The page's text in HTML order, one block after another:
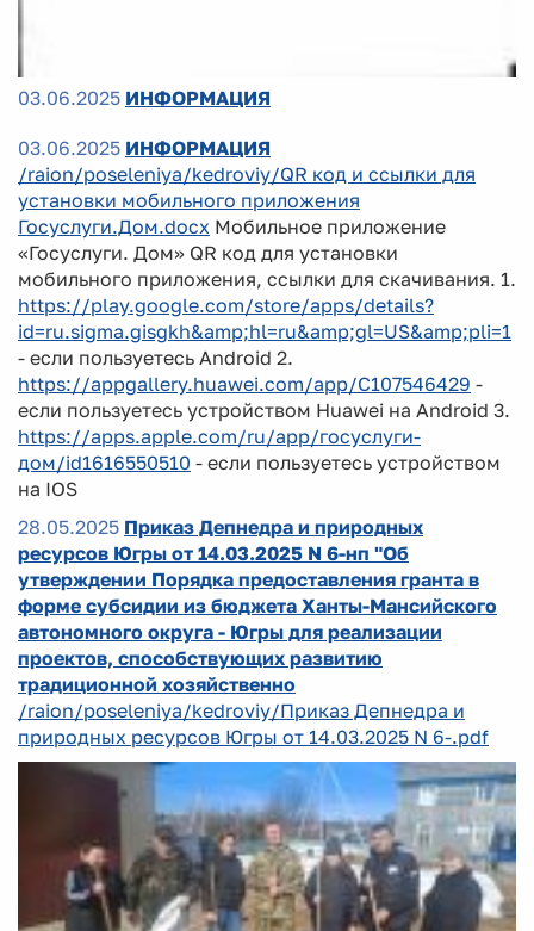
03.06.2025 ИНФОРМАЦИЯ
03.06.2025 ИНФОРМАЦИЯ
/raion/poseleniya/kedroviy/QR код и ссылки для
установки мобильного приложения
Госуслуги.Дом.docx Мобильное приложение
«Госуслуги. Дом» QR код для установки
мобильного приложения, ссылки для скачивания. 1.
https://play.google.com/store/apps/details?
id=ru.sigma.gisgkh&amp;hl=ru&amp;gl=US&amp;pli=1
- если пользуетесь Android 2.
https://appgallery.huawei.com/app/C107546429 -
если пользуетесь устройством Huawei на Android 3.
https://apps.apple.com/ru/app/госуслуги-
дом/id1616550510 - если пользуетесь устройством
на IOS
28.05.2025 Приказ Депнедра и природных
ресурсов Югры от 14.03.2025 N 6-нп "Об
утверждении Порядка предоставления гранта в
форме субсидии из бюджета Ханты-Мансийского
автономного округа - Югры для реализации
проектов, способствующих развитию
традиционной хозяйственно
/raion/poseleniya/kedroviy/Приказ Депнедра и
природных ресурсов Югры от 14.03.2025 N 6-.pdf